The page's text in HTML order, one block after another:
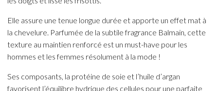
Elle assure une tenue longue durée et apporte un effet mat à
la chevelure. Parfumée de la subtile fragrance Balmain, cette
texture au maintien renforcé est un must-have pour les
hommes et les femmes résolument à la mode !
Ses composants, la protéine de soie et l’huile d’argan
favorisent l’équilibre hydrique des cellules pour une parfaite